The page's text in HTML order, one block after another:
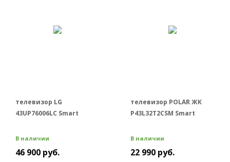
телевизор LG
43UP76006LC Smart
В наличии
46 900 руб.
телевизор POLAR ЖК
P43L32T2CSM Smart
В наличии
22 990 руб.